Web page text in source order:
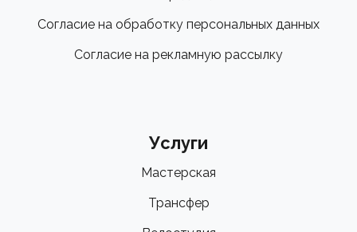
Согласие на обработку персональных данных
Согласие на рекламную рассылку
Услуги
Мастерская
Трансфер